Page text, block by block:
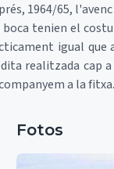
1964/65,
tenien el
igual que
realitzada cap
a la fitxa.
Fotos